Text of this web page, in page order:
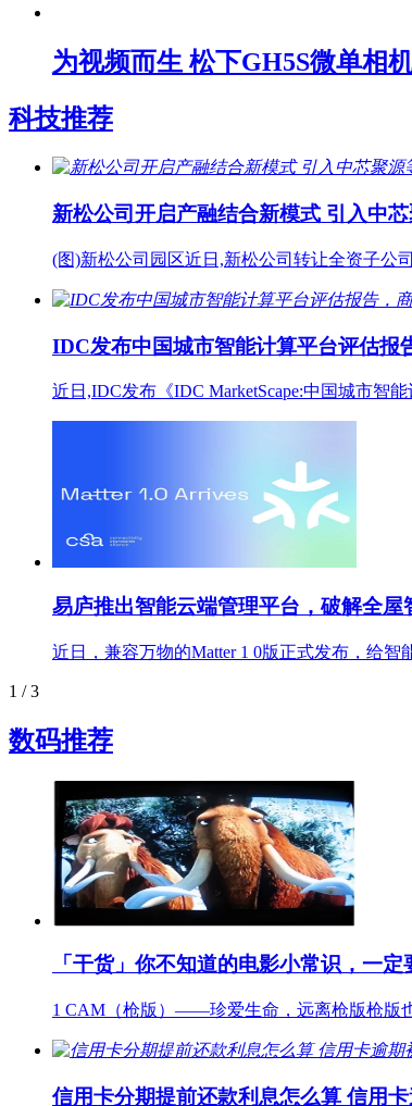
为视频而生 松下GH5S微单相
科技推荐
新松公司开启产融结合新模式 引入中
(图)新松公司园区近日,新松公司转让全资子公
IDC发布中国城市智能计算平台评估报
近日,IDC发布《IDC MarketScape:中国城市智
易庐推出智能云端管理平台，破解全屋
近日，兼容万物的Matter 1 0版正式发布，给
1 / 3
数码推荐
「干货」你不知道的电影小常识，一定
1 CAM（枪版）——珍爱生命，远离枪版枪版
信用卡分期提前还款利息怎么算 信用